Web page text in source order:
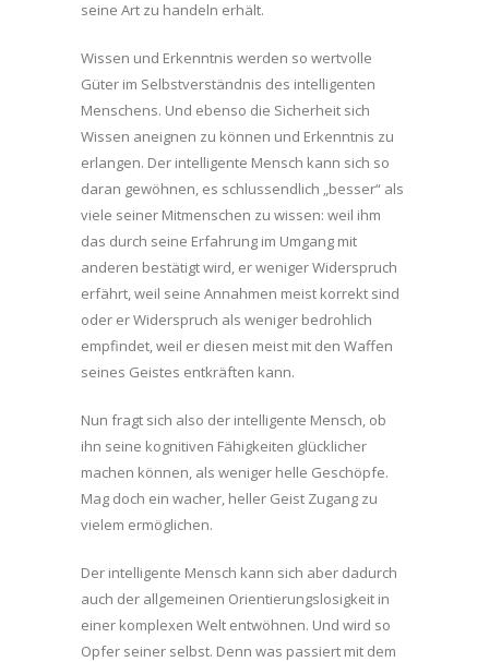
seine Art zu handeln erhält.
Wissen und Erkenntnis werden so wertvolle
Güter im Selbstverständnis des intelligenten
Menschens. Und ebenso die Sicherheit sich
Wissen aneignen zu können und Erkenntnis zu
erlangen. Der intelligente Mensch kann sich so
daran gewöhnen, es schlussendlich „besser“ als
viele seiner Mitmenschen zu wissen: weil ihm
das durch seine Erfahrung im Umgang mit
anderen bestätigt wird, er weniger Widerspruch
erfährt, weil seine Annahmen meist korrekt sind
oder er Widerspruch als weniger bedrohlich
empfindet, weil er diesen meist mit den Waffen
seines Geistes entkräften kann.
Nun fragt sich also der intelligente Mensch, ob
ihn seine kognitiven Fähigkeiten glücklicher
machen können, als weniger helle Geschöpfe.
Mag doch ein wacher, heller Geist Zugang zu
vielem ermöglichen.
Der intelligente Mensch kann sich aber dadurch
auch der allgemeinen Orientierungslosigkeit in
einer komplexen Welt entwöhnen. Und wird so
Opfer seiner selbst. Denn was passiert mit dem